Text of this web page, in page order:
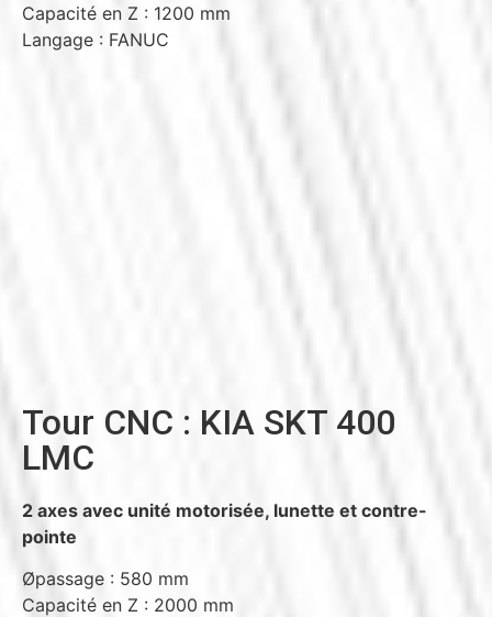
Capacité en Z : 1200 mm
Langage : FANUC
Tour CNC : KIA SKT 400
LMC
2 axes avec unité motorisée, lunette et contre-
pointe
Øpassage : 580 mm
Capacité en Z : 2000 mm